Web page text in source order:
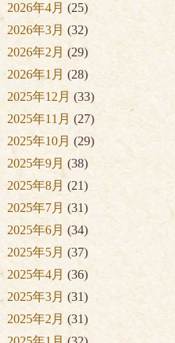
2026年4月 (25)
2026年3月 (32)
2026年2月 (29)
2026年1月 (28)
2025年12月 (33)
2025年11月 (27)
2025年10月 (29)
2025年9月 (38)
2025年8月 (21)
2025年7月 (31)
2025年6月 (34)
2025年5月 (37)
2025年4月 (36)
2025年3月 (31)
2025年2月 (31)